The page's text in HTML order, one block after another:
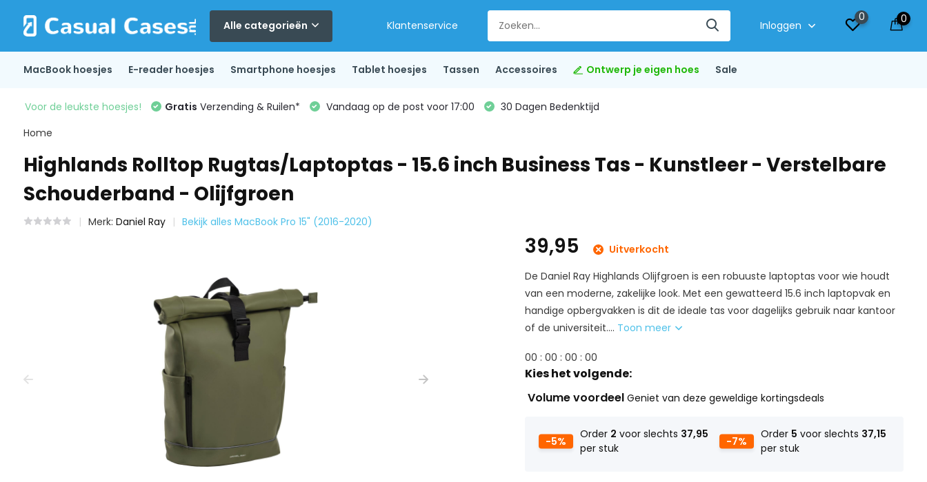
Alle categorieën Klantenservice Inloggen
0 0
MacBook hoesjes E-reader hoesjes Smartphone hoesjes Tablet hoesjes Tassen Accessoires Ontwerp je eigen hoes Sale
Voor de leukste hoesjes! Gratis Verzending & Ruilen* Vandaag op de post voor 17:00
30 Dagen Bedenktijd
Home
Highlands Rolltop Rugtas/Laptoptas - 15.6 inch Business Tas - Kunstleer - Verstelbare
Schouderband - Olijfgroen
Merk: Daniel Ray Bekijk alles MacBook Pro 15" (2016-2020)
39,95
Uitverkocht
De Daniel Ray Highlands Olijfgroen is een robuuste laptoptas voor wie houdt
van een moderne, zakelijke look. Met een gewatteerd 15.6 inch laptopvak en
handige opbergvakken is dit de ideale tas voor dagelijks gebruik naar kantoor
of de universiteit.... Toon meer
00 :00 :00 :00
Kies het volgende:
Volume voordeelGeniet van deze geweldige kortingsdeals
-5%
Order 2 voor slechts 37,95
per stuk
-7%
Order 5 voor slechts 37,15
per stuk